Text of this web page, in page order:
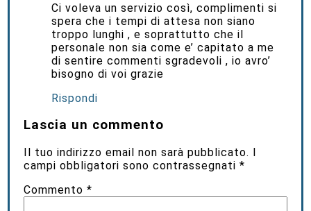
Ci voleva un servizio così, complimenti si
spera che i tempi di attesa non siano
troppo lunghi , e soprattutto che il
personale non sia come e’ capitato a me
di sentire commenti sgradevoli , io avro’
bisogno di voi grazie
Rispondi
Lascia un commento
Il tuo indirizzo email non sarà pubblicato. I
campi obbligatori sono contrassegnati*
Commento*